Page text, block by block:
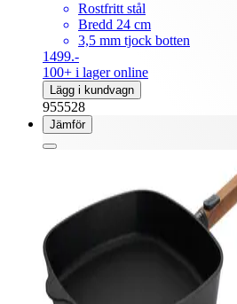
Rostfritt stål
Bredd 24 cm
3,5 mm tjock botten
1499.-
100+ i lager online
Lägg i kundvagn
955528
Jämför